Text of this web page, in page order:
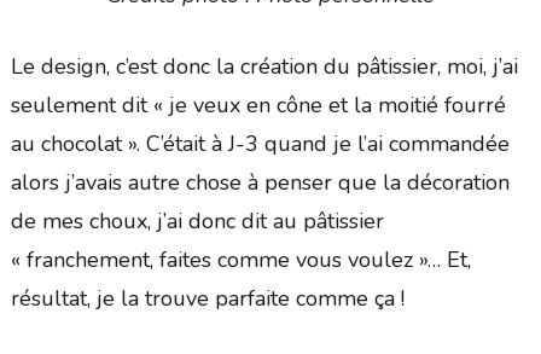
Le design, c’est donc la création du pâtissier, moi, j’ai
seulement dit « je veux en cône et la moitié fourré
au chocolat ». C’était à J-3 quand je l’ai commandée
alors j’avais autre chose à penser que la décoration
de mes choux, j’ai donc dit au pâtissier
« franchement, faites comme vous voulez »… Et,
résultat, je la trouve parfaite comme ça !